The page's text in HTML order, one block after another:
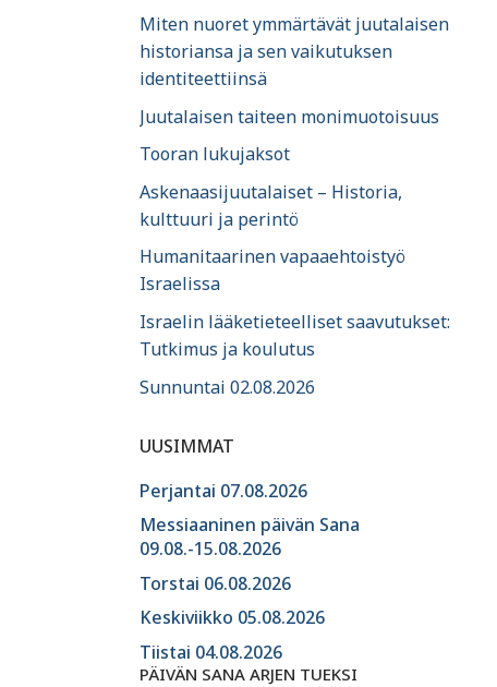
Miten nuoret ymmärtävät juutalaisen
historiansa ja sen vaikutuksen
identiteettiinsä
Juutalaisen taiteen monimuotoisuus
Tooran lukujaksot
Askenaasijuutalaiset – Historia,
kulttuuri ja perintö
Humanitaarinen vapaaehtoistyö
Israelissa
Israelin lääketieteelliset saavutukset:
Tutkimus ja koulutus
Sunnuntai 02.08.2026
UUSIMMAT
Perjantai 07.08.2026
Messiaaninen päivän Sana
09.08.-15.08.2026
Torstai 06.08.2026
Keskiviikko 05.08.2026
Tiistai 04.08.2026
PÄIVÄN SANA ARJEN TUEKSI